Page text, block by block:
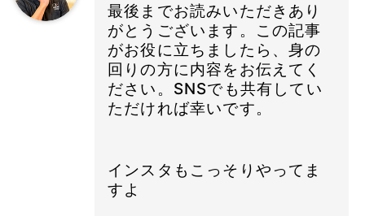
最後までお読みいただきあり
がとうございます。この記事
がお役に立ちましたら、身の
回りの方に内容をお伝えてく
ださい。SNSでも共有してい
ただければ幸いです。
インスタもこっそりやってま
すよ